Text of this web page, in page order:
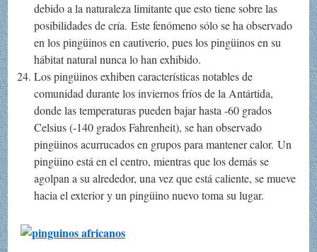
debido a la naturaleza limitante que esto tiene sobre las
posibilidades de cría. Este fenómeno sólo se ha observado
en los pingüinos en cautiverio, pues los pingüinos en su
hábitat natural nunca lo han exhibido.
Los pingüinos exhiben características notables de
comunidad durante los inviernos fríos de la Antártida,
donde las temperaturas pueden bajar hasta -60 grados
Celsius (-140 grados Fahrenheit), se han observado
pingüinos acurrucados en grupos para mantener calor. Un
pingüino está en el centro, mientras que los demás se
agolpan a su alrededor, una vez que está caliente, se mueve
hacia el exterior y un pingüino nuevo toma su lugar.